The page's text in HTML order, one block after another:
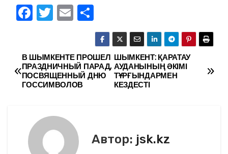
F
a
e
b
o
k
T
w
er
E
m
l
О
тп
р
а
в
Н
а
ШЫМКЕНТ: ҚАРАТАУ
АУДАНЫНЫҢ ӘКІМІ
ТҰРҒЫНДАРМЕН
КЕЗДЕСТІ
В ШЫМКЕНТЕ ПРОШЕЛ
ПРАЗДНИЧНЫЙ ПАРАД,
ПОСВЯЩЕННЫЙ ДНЮ
ГОССИМВОЛОВ
Автор: jsk.kz